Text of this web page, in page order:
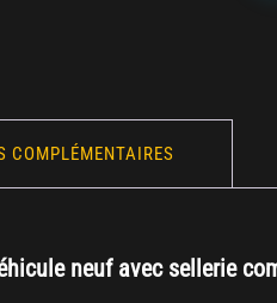
COMPLÉMENTAIRES
neuf avec sellerie